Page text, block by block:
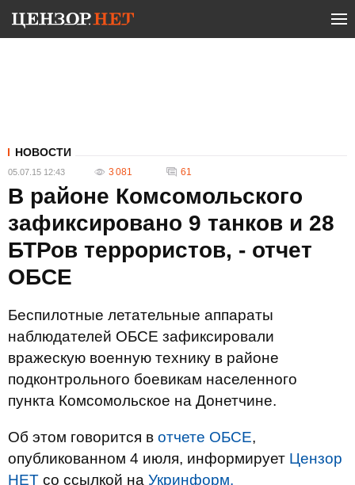
НОВОСТИ
05.07.15 12:43 3 081 61
В районе Комсомольского
зафиксировано 9 танков и 28
БТРов террористов, - отчет
ОБСЕ
Беспилотные летательные аппараты
наблюдателей ОБСЕ зафиксировали
вражескую военную технику в районе
подконтрольного боевикам населенного
пункта Комсомольское на Донетчине.
Об этом говорится в отчете ОБСЕ,
опубликованном 4 июля, информирует Цензор
НЕТ со ссылкой на Укринформ.